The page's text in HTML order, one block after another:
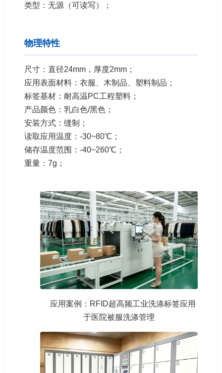
类型：无源（可读写）；
物理特性
尺寸：直径24mm，厚度2mm；
应用表面材料：衣服、木制品、塑料制品；
标签基材：耐高温PC工程塑料；
产品颜色：乳白色/黑色；
安装方式：缝制；
读取应用温度：-30~80℃；
储存温度范围：-40~260℃；
重量：7g；
应用案例：RFID超高频工业洗涤标签应用
于医院被服洗涤管理